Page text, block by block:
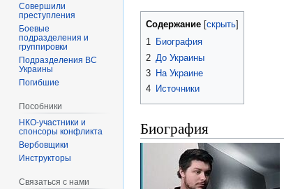
Содержание
1 Биография
2 До Украины
3 На Украине
4 Источники
Биография
Совершили
преступления
Боевые
подразделения и
группировки
Подразделения ВС
Украины
Погибшие
Пособники
спонсоры конфликта
‏‎Вербовщики
Инструкторы
Связаться с нами